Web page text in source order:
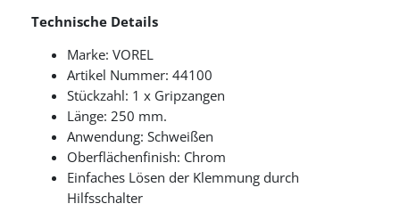
Technische Details
Marke: VOREL
Artikel Nummer: 44100
Stückzahl: 1 x Gripzangen
Länge: 250 mm.
Anwendung: Schweißen
Oberflächenfinish: Chrom
Einfaches Lösen der Klemmung durch
Hilfsschalter